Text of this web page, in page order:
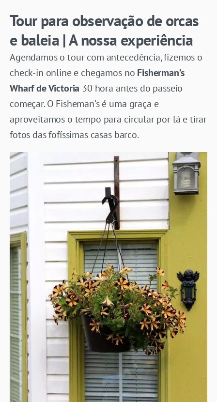
Tour para observação de orcas
e baleia | A nossa experiência
Agendamos o tour com antecedência, fizemos o
check-in online e chegamos no Fisherman’s
Wharf de Victoria 30 hora antes do passeio
começar. O Fisheman’s é uma graça e
aproveitamos o tempo para circular por lá e tirar
fotos das fofíssimas casas barco.